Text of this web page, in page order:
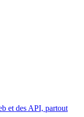
et des API, partout